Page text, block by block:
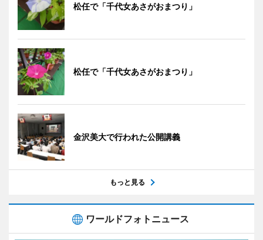
松任で「千代女あさがおまつり」
松任で「千代女あさがおまつり」
金沢美大で行われた公開講義
もっと見る
ワールドフォトニュース